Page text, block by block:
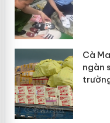
Cà
ngàn